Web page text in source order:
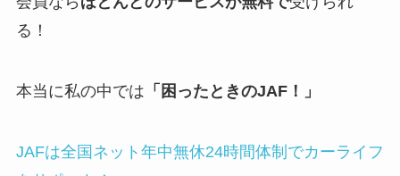
る！
本当に私の中では 「困ったときのJAF！」
JAFは全国ネット年中無休24時間体制でカーライフ